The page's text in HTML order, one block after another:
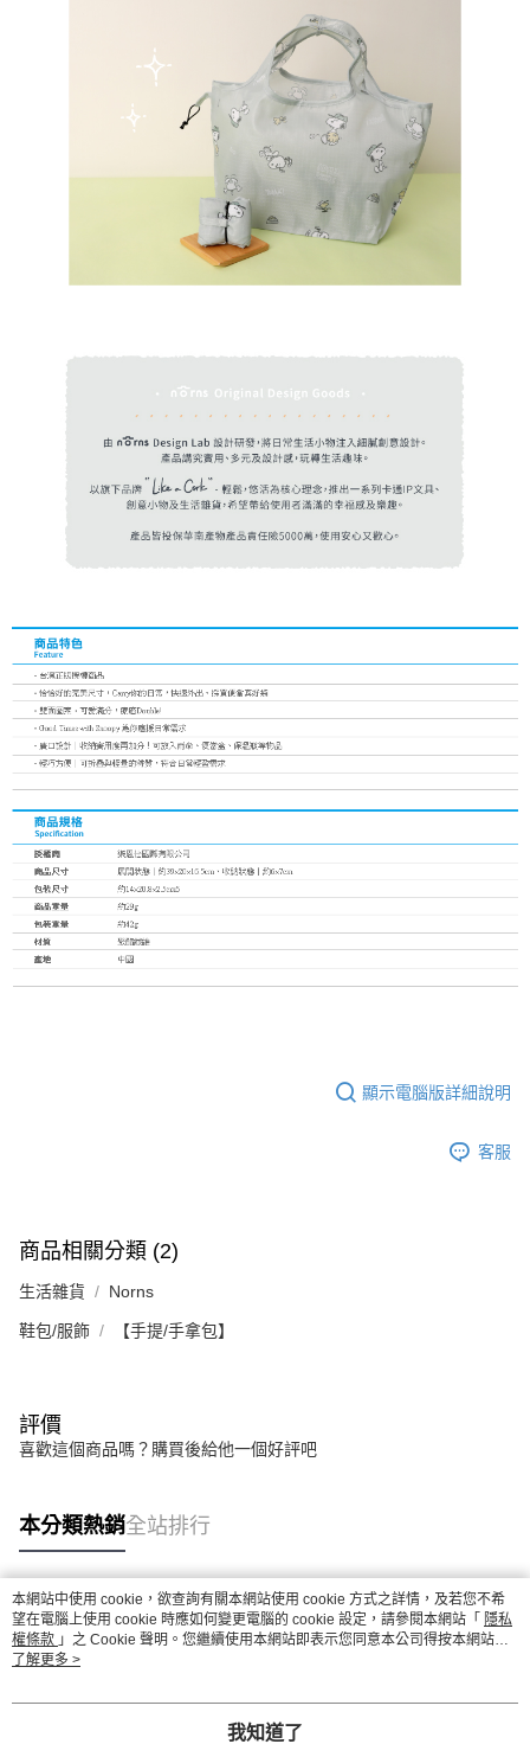
顯示電腦版詳細說明
客服
商品相關分類 (2)
生活雜貨 Norns
鞋包/服飾 【手提/手拿包】
評價
喜歡這個商品嗎？購買後給他一個好評吧
本分類熱銷全站排行
熱門標籤
本網站中使用 cookie，欲查詢有關本網站使用 cookie 方式之詳情，及若您不希
望在電腦上使用 cookie 時應如何變更電腦的 cookie 設定，請參閱本網站「 隱私
權條款 」之 Cookie 聲明。您繼續使用本網站即表示您同意本公司得按本網站使
用條款之 Cookie 聲明使用 cookie。
了解更多 >
我知道了